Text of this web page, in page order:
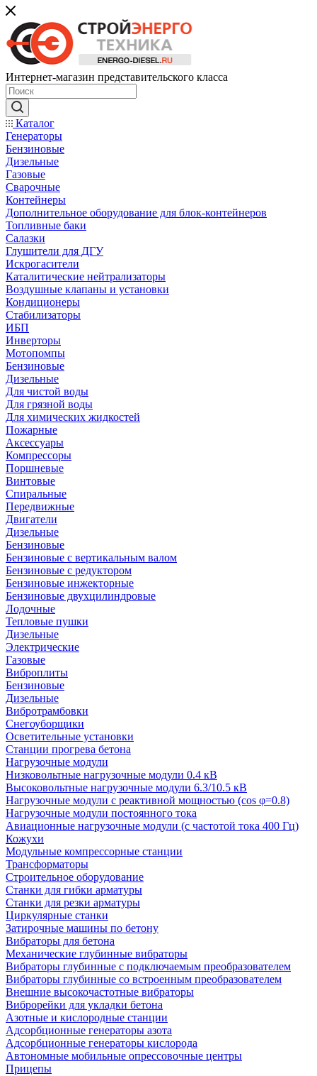
Интернет-магазин представительского класса
Каталог
Генераторы
Бензиновые
Дизельные
Газовые
Сварочные
Контейнеры
Дополнительное оборудование для блок-контейнеров
Топливные баки
Салазки
Глушители для ДГУ
Искрогасители
Каталитические нейтрализаторы
Воздушные клапаны и установки
Кондиционеры
Стабилизаторы
ИБП
Инверторы
Мотопомпы
Бензиновые
Дизельные
Для чистой воды
Для грязной воды
Для химических жидкостей
Пожарные
Аксессуары
Компрессоры
Поршневые
Винтовые
Спиральные
Передвижные
Двигатели
Дизельные
Бензиновые
Бензиновые с вертикальным валом
Бензиновые с редуктором
Бензиновые инжекторные
Бензиновые двухцилиндровые
Лодочные
Тепловые пушки
Дизельные
Электрические
Газовые
Виброплиты
Бензиновые
Дизельные
Вибротрамбовки
Снегоуборщики
Осветительные установки
Станции прогрева бетона
Нагрузочные модули
Низковольтные нагрузочные модули 0.4 кВ
Высоковольтные нагрузочные модули 6.3/10.5 кВ
Нагрузочные модули с реактивной мощностью (cos φ=0.8)
Нагрузочные модули постоянного тока
Авиационные нагрузочные модули (с частотой тока 400 Гц)
Кожухи
Модульные компрессорные станции
Трансформаторы
Строительное оборудование
Станки для гибки арматуры
Станки для резки арматуры
Циркулярные станки
Затирочные машины по бетону
Вибраторы для бетона
Механические глубинные вибраторы
Вибраторы глубинные с подключаемым преобразователем
Вибраторы глубинные со встроенным преобразователем
Внешние высокочастотные вибраторы
Виброрейки для укладки бетона
Азотные и кислородные станции
Адсорбционные генераторы азота
Адсорбционные генераторы кислорода
Автономные мобильные опрессовочные центры
Прицепы